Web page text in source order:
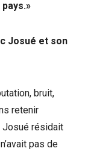
Josué et son
bruit,
retenir
Josué résidait
pas de